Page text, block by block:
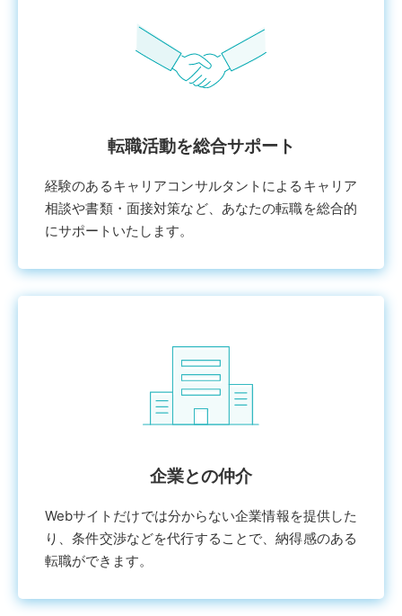
転職活動を総合サポート
経験のあるキャリアコンサルタントによるキャリア
相談や書類・⾯接対策など、あなたの転職を総合的
にサポートいたします。
企業との仲介
Webサイトだけでは分からない企業情報を提供した
り、条件交渉などを代⾏することで、納得感のある
転職ができます。